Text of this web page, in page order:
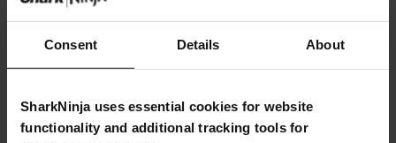
Consent Details About
SharkNinja uses essential cookies for website
functionality and additional tracking tools for